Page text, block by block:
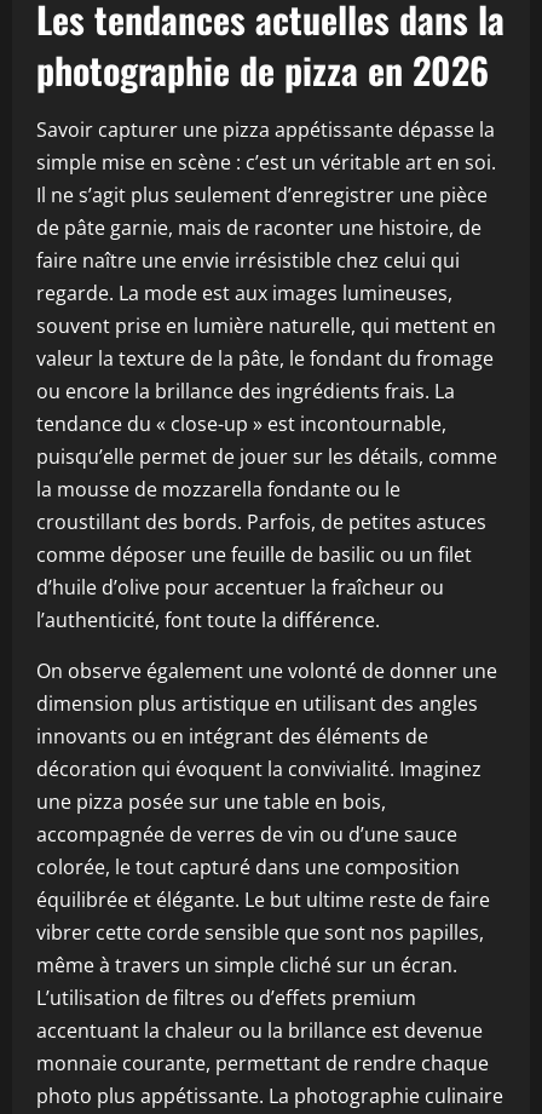
Les tendances actuelles dans la
photographie de pizza en 2026
Savoir capturer une pizza appétissante dépasse la
simple mise en scène : c’est un véritable art en soi.
Il ne s’agit plus seulement d’enregistrer une pièce
de pâte garnie, mais de raconter une histoire, de
faire naître une envie irrésistible chez celui qui
regarde. La mode est aux images lumineuses,
souvent prise en lumière naturelle, qui mettent en
valeur la texture de la pâte, le fondant du fromage
ou encore la brillance des ingrédients frais. La
tendance du « close-up » est incontournable,
puisqu’elle permet de jouer sur les détails, comme
la mousse de mozzarella fondante ou le
croustillant des bords. Parfois, de petites astuces
comme déposer une feuille de basilic ou un filet
d’huile d’olive pour accentuer la fraîcheur ou
l’authenticité, font toute la différence.
On observe également une volonté de donner une
dimension plus artistique en utilisant des angles
innovants ou en intégrant des éléments de
décoration qui évoquent la convivialité. Imaginez
une pizza posée sur une table en bois,
accompagnée de verres de vin ou d’une sauce
colorée, le tout capturé dans une composition
équilibrée et élégante. Le but ultime reste de faire
vibrer cette corde sensible que sont nos papilles,
même à travers un simple cliché sur un écran.
L’utilisation de filtres ou d’effets premium
accentuant la chaleur ou la brillance est devenue
monnaie courante, permettant de rendre chaque
photo plus appétissante. La photographie culinaire